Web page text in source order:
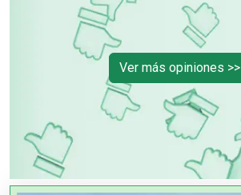
Ver más opiniones >>
OTROS NEGOCIOS